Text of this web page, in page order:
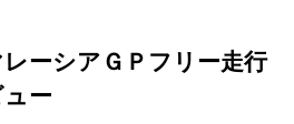
ーシアＧＰフリー走行
ー